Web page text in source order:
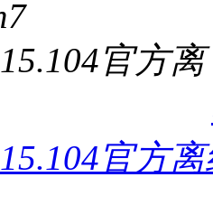
官方